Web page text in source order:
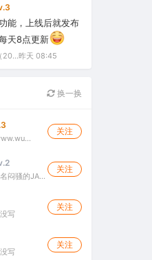
能，上线后就发布
天8点更新
吾乐吧 · 标题简报（2026-08-06）昨天 08:45
换一换
关注
闷骚的JA…
关注
写
关注
写
关注